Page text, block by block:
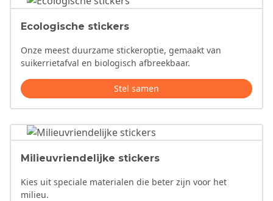
Ecologische stickers
Onze meest duurzame stickeroptie, gemaakt van
suikerrietafval en biologisch afbreekbaar.
Stel samen
Milieuvriendelijke stickers
Kies uit speciale materialen die beter zijn voor het
milieu.